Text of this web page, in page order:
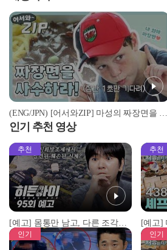
(ENG/JPN) [어서와ZIP] 마성의 짜장면을 차지하기 위한 자리싸움♨ l #어서와한국은처음이지 l EP.105
인기 추천 영상
추천
[예고] 몸통만 남고, 다른 조각은 어디에..? 시화호에서 드러난 충격적인 토막 살인사건!
추천
인기 인기